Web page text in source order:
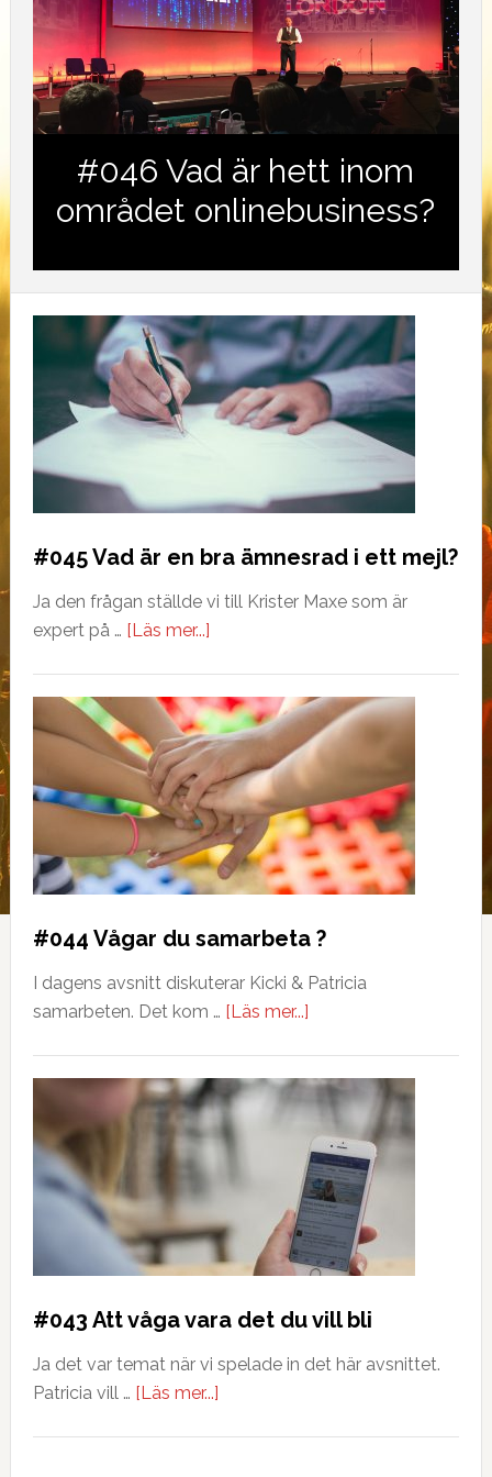
#046 Vad är hett inom
området onlinebusiness?
#045 Vad är en bra ämnesrad i ett mejl?
Ja den frågan ställde vi till Krister Maxe som är
expert på … [Läs mer...]
#044 Vågar du samarbeta ?
I dagens avsnitt diskuterar Kicki & Patricia
samarbeten. Det kom … [Läs mer...]
#043 Att våga vara det du vill bli
Ja det var temat när vi spelade in det här avsnittet.
Patricia vill … [Läs mer...]